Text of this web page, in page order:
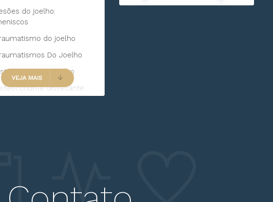
do joelho:
do joelho
Do Joelho
Do Joelho
dissecante
patelar
VEJA MAIS